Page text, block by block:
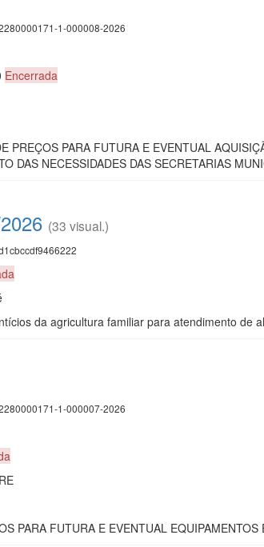
1-000008-2026
Encerrada
PREÇOS PARA FUTURA E EVENTUAL
DAS NECESSIDADES DAS SECRETARIAS
(33 visual.)
da agricultura familiar para atendimento de
1-000007-2026
PARA FUTURA E EVENTUAL